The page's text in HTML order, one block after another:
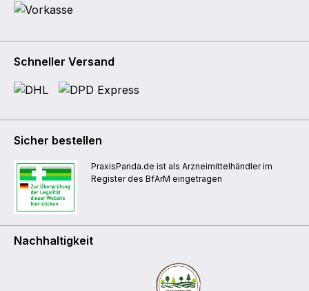
Schneller Versand
Sicher bestellen
PraxisPanda.de ist als Arzneimittelhändler im
Register des BfArM eingetragen
Nachhaltigkeit